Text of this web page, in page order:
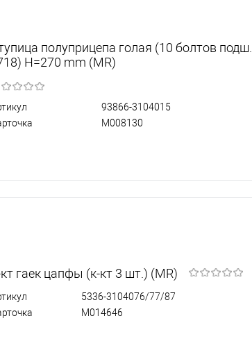
полуприцепа голая (10 болтов подш.
Н=270 mm (MR)
93866-3104015
М008130
гаек цапфы (к-кт 3 шт.) (MR)
5336-3104076/77/87
М014646